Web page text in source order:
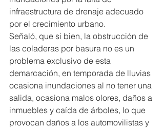
infraestructura de drenaje adecuado
por el crecimiento urbano.
Señaló, que si bien, la obstrucción de
las coladeras por basura no es un
problema exclusivo de esta
demarcación, en temporada de lluvias
ocasiona inundaciones al no tener una
salida, ocasiona malos olores, daños a
inmuebles y caída de árboles, lo que
provocan daños a los automovilistas y